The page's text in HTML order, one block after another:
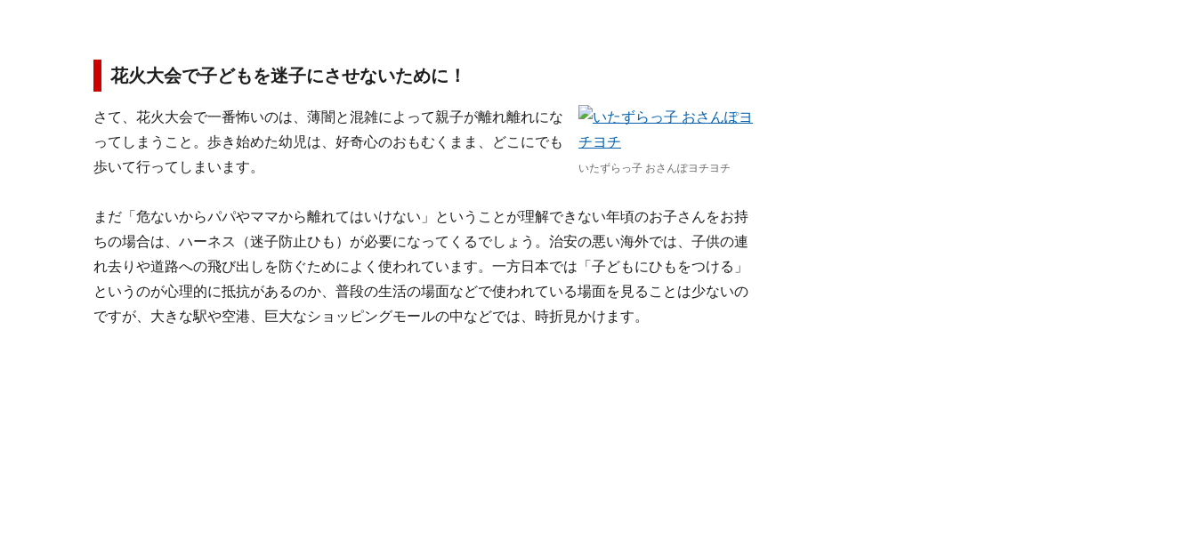
花火大会で子どもを迷子にさせないために！
いたずらっ子 おさんぽヨチヨチ
さて、花火大会で一番怖いのは、薄闇と混雑によって親子が離れ離れにな
ってしまうこと。歩き始めた幼児は、好奇心のおもむくまま、どこにでも
歩いて行ってしまいます。
まだ「危ないからパパやママから離れてはいけない」ということが理解できない年頃のお子さんをお持
ちの場合は、ハーネス（迷子防止ひも）が必要になってくるでしょう。治安の悪い海外では、子供の連
れ去りや道路への飛び出しを防ぐためによく使われています。一方日本では「子どもにひもをつける」
というのが心理的に抵抗があるのか、普段の生活の場面などで使われている場面を見ることは少ないの
ですが、大きな駅や空港、巨大なショッピングモールの中などでは、時折見かけます。